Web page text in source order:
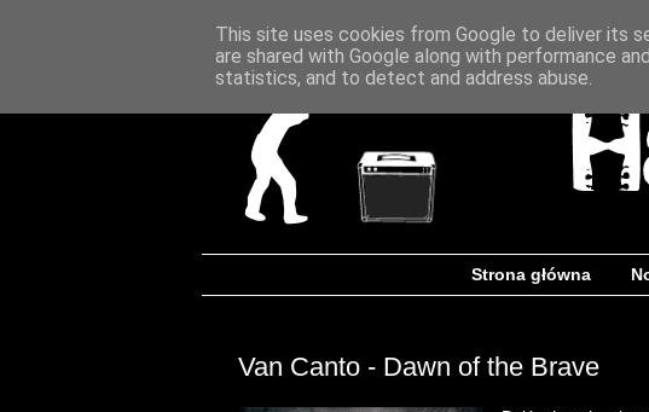
Strona główna
Van Canto - Dawn of the Brave
This site uses cookies from Google to deliver its
are shared with Google along with performance
statistics, and to detect and address abuse.